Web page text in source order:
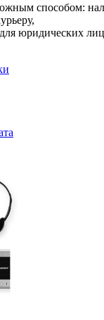
способом:
юридических